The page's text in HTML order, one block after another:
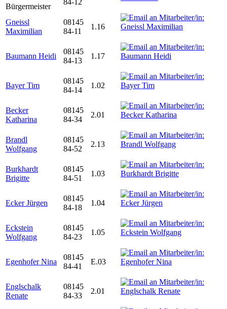
Bürgermeister
84-12
Gneissl
Maximilian
08145
84-11
1.16
Baumann Heidi
08145
84-13
1.17
Bayer Tim
08145
84-14
1.02
Becker
Katharina
08145
84-34
2.01
Brandl
Wolfgang
08145
84-52
2.13
Burkhardt
Brigitte
08145
84-51
1.03
Ecker Jürgen
08145
84-18
1.04
Eckstein
Wolfgang
08145
84-23
1.05
Egenhofer Nina
08145
84-41
E.03
Englschalk
Renate
08145
84-33
2.01